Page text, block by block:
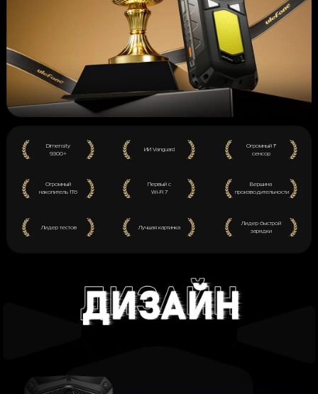
Dimensity
9300+
ИИ Vanguard
Огромный 1"
сенсор
Огромный
накопитель 1Тб
Первый с
Wi-Fi 7
Вершина
производительности
Лидер тестов Лучшая картинка
Лидер быстрой
зарядки